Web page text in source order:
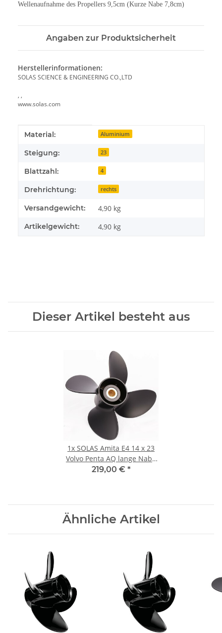
Wellenaufnahme des Propellers 9,5cm (Kurze Nabe 7,8cm)
Angaben zur Produktsicherheit
Herstellerinformationen:
SOLAS SCIENCE & ENGINEERING CO.,LTD
, ,
www.solas.com
Produkteigenschaft
Wert
Material: Aluminium
Steigung: 23
Blattzahl: 4
Drehrichtung: rechts
Versandgewicht: 4,90 kg
Artikelgewicht: 4,90 kg
Dieser Artikel besteht aus
1x SOLAS Amita E4 14 x 23
Volvo Penta AQ lange Nabe
17 Zähnen Aluminium
219,00 € *
Ähnliche Artikel